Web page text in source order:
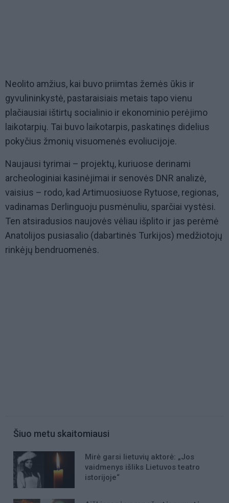
Neolito amžius, kai buvo priimtas žemės ūkis ir
gyvulininkystė, pastaraisiais metais tapo vienu
plačiausiai ištirtų socialinio ir ekonominio perėjimo
laikotarpių. Tai buvo laikotarpis, paskatinęs didelius
pokyčius žmonių visuomenės evoliucijoje.
Naujausi tyrimai – projektų, kuriuose derinami
archeologiniai kasinėjimai ir senovės DNR analizė,
vaisius – rodo, kad Artimuosiuose Rytuose, regionas,
vadinamas Derlinguoju pusmėnuliu, sparčiai vystėsi.
Ten atsiradusios naujovės vėliau išplito ir jas perėmė
Anatolijos pusiasalio (dabartinės Turkijos) medžiotojų
rinkėjų bendruomenės.
Šiuo metu skaitomiausi
Mirė garsi lietuvių aktorė: „Jos
vaidmenys išliks Lietuvos teatro
istorijoje“